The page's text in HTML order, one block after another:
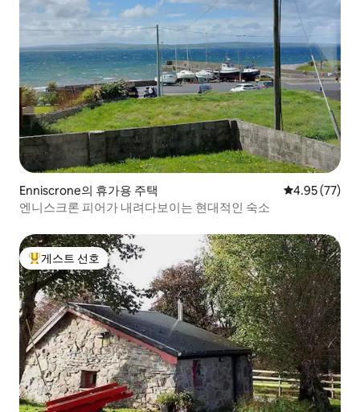
Enniscrone의 휴가용 주택 평점 4.95점(5
4.95 (77)
엔니스크론 피어가 내려다보이는 현대적인 숙소
상위 게스트 선호
게스트 선호